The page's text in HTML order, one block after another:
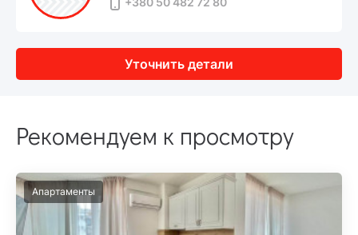
Уточнить детали
Рекомендуем к просмотру
Апартаменты